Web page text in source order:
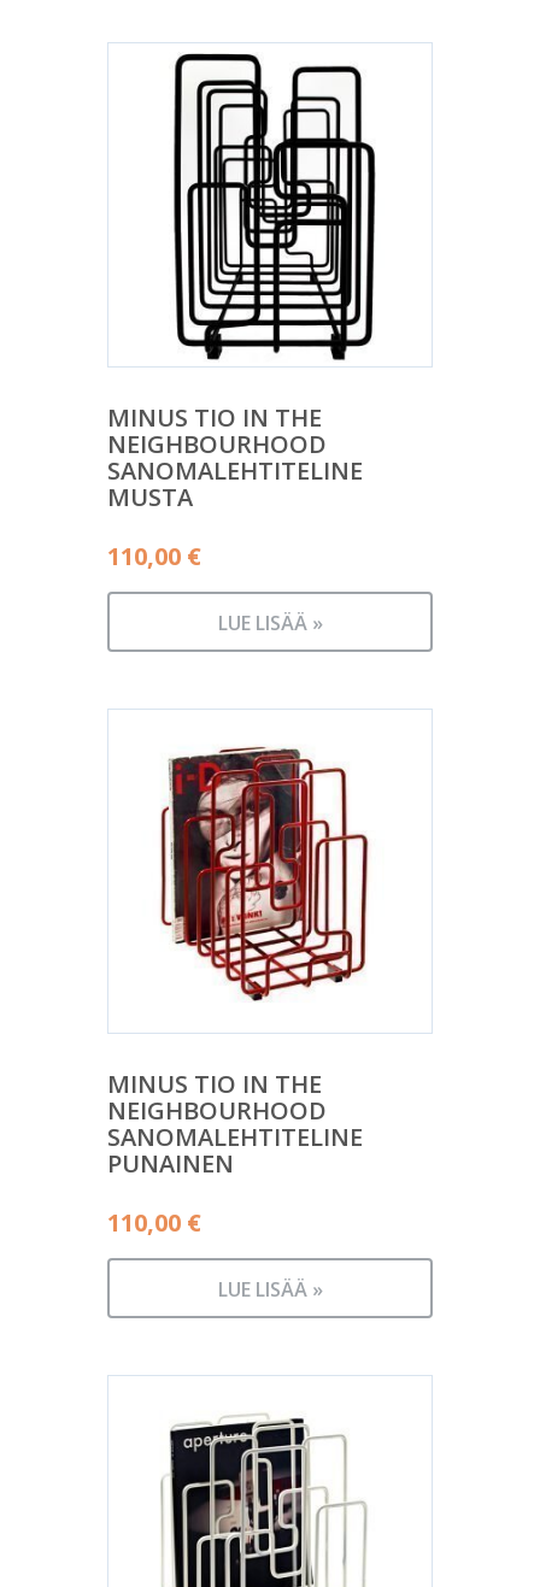
MINUS TIO IN THE
NEIGHBOURHOOD
SANOMALEHTITELINE
MUSTA
110,00 €
LUE LISÄÄ »
MINUS TIO IN THE
NEIGHBOURHOOD
SANOMALEHTITELINE
PUNAINEN
110,00 €
LUE LISÄÄ »